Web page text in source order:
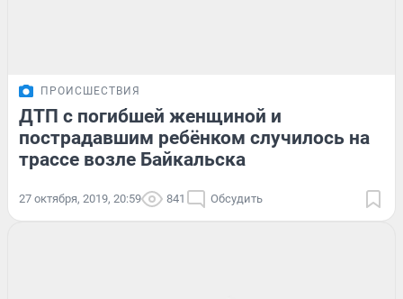
ПРОИСШЕСТВИЯ
ДТП с погибшей женщиной и
пострадавшим ребёнком случилось на
трассе возле Байкальска
27 октября, 2019, 20:59 841 Обсудить